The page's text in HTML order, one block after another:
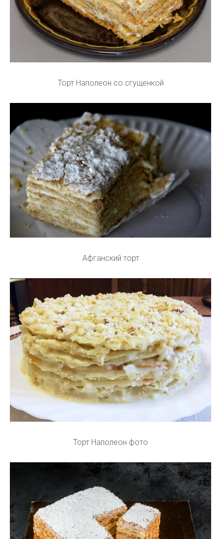
Торт Наполеон со сгущенкой
Афганский торт
Торт Наполеон фото